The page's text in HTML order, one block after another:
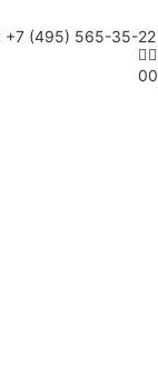
+7 (495) 565-35-22
00